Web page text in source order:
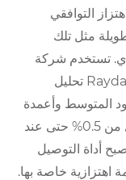
التوافقي
مثل تلك
تستخدم شركة
Raydafon Technology Group Co.,Limited تحليل
المتوسط ​​وأعمدة
الإدخال، مع الحفاظ على تباين التسارع أقل من 0.5% حتى عند
وبالتالي، تصبح أداة التوصيل
اهتزازية خاصة بها.